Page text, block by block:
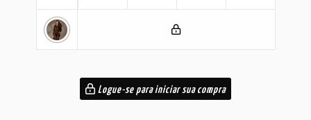
Logue-se para iniciar sua compra